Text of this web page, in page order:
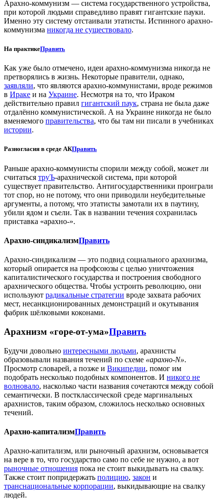
Арахно-коммунизм — система государственного устройства,
при которой людьми справедливо правят гигантские пауки.
Именно эту систему отстаивали этатисты. Истинного арахно-
коммунизма никогда не существовало.
На практикеПравить
Как уже было отмечено, идеи арахно-коммунизма никогда не
претворялись в жизнь. Некоторые правители, однако,
заявляли, что являются арахно-коммунистами, вроде режимов
в Ираке и на Украине. Несмотря на то, что Ираком
действительно правил гигантский паук, страна не была даже
отдалённо коммунистической. А на Украине никогда не было
вменяемого правительства, что бы там ни писали в учебниках
истории.
Разногласия в среде АКПравить
Раньше арахно-коммунисты спорили между собой, может ли
считаться труЪ-арахнической система, при которой
существует правительство. Антигосударственники проиграли
тот спор, но не потому, что они приводили неубедительные
аргументы, а потому, что этатисты замотали их в паутину,
убили ядом и съели. Так в названии течения сохранилась
приставка «арахно-».
Арахно-синдикализмПравить
Арахно-синдикализм — это подвид социального арахнизма,
который опирается на профсоюзы с целью уничтожения
капиталистического государства и построения свободного
арахнического общества. Чтобы устроить революцию, они
используют радикальные стратегии вроде захвата рабочих
мест, несанкционированных демонстраций и окутывания
фабрик шёлковыми коконами.
Арахнизм «горе-от-ума»Править
Будучи довольно интересными людьми, арахнисты
образовывали названия течений по схеме «арахно-N».
Просмотр словарей, а позже и Википедии, помог им
подобрать несколько подобных компонентов. И никого не
волновало, насколько части названия сочетаются между собой
семантически. В постклассической среде маргинальных
арахнистов, таким образом, сложилось несколько основных
течений.
Арахно-капитализмПравить
Арахно-капитализм, или рыночный арахнизм, основывается
на вере в то, что государство само по себе не нужно, а вот
рыночные отношения пока не стоит выкидывать на свалку.
Также стоит попридержать полицию, закон и
транснациональные корпорации, выкидывающие на свалку
людей.